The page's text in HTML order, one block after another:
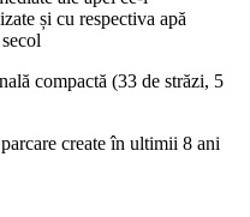
și cu respectiva apă
compactă (33 de străzi, 5
create în ultimii 8 ani